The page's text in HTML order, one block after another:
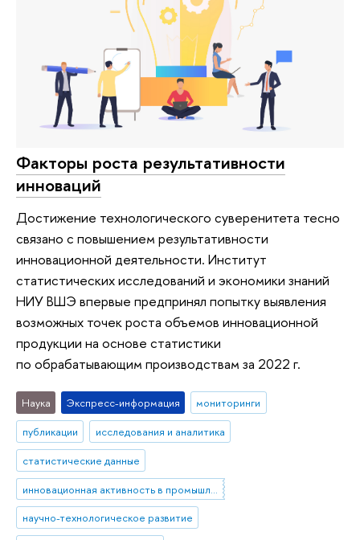
Факторы роста результативности
инноваций
Достижение технологического суверенитета тесно
связано с повышением результативности
инновационной деятельности. Институт
статистических исследований и экономики знаний
НИУ ВШЭ впервые предпринял попытку выявления
возможных точек роста объемов инновационной
продукции на основе статистики
по обрабатывающим производствам за 2022 г.
Наука Экспресс-информация
мониторинги
публикации
исследования и аналитика
статистические данные
научно-технологическое развитие